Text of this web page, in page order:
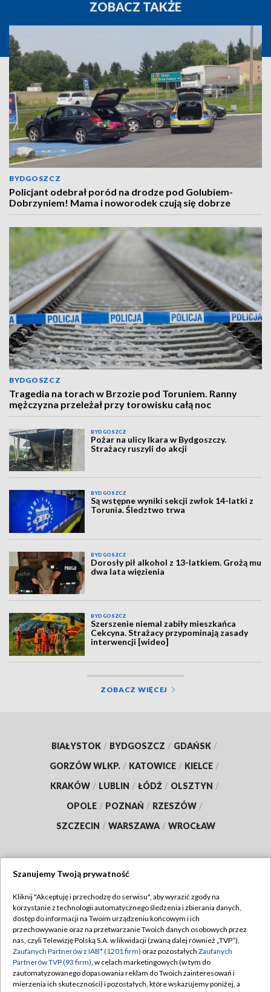
ZOBACZ TAKŻE
BYDGOSZCZ
Policjant odebrał poród na drodze pod Golubiem-
Dobrzyniem! Mama i noworodek czują się dobrze
BYDGOSZCZ
Tragedia na torach w Brzozie pod Toruniem. Ranny
mężczyzna przeleżał przy torowisku całą noc
BYDGOSZCZ
Pożar na ulicy Ikara w Bydgoszczy.
Strażacy ruszyli do akcji
BYDGOSZCZ
Są wstępne wyniki sekcji zwłok 14-latki z
Torunia. Śledztwo trwa
BYDGOSZCZ
Dorosły pił alkohol z 13-latkiem. Grożą mu
dwa lata więzienia
BYDGOSZCZ
Szerszenie niemal zabiły mieszkańca
Cekcyna. Strażacy przypominają zasady
interwencji [wideo]
ZOBACZ WIĘCEJ
BIAŁYSTOK / BYDGOSZCZ / GDAŃSK /
GORZÓW WLKP. / KATOWICE / KIELCE /
KRAKÓW / LUBLIN / ŁÓDŹ / OLSZTYN /
OPOLE / POZNAŃ / RZESZÓW /
SZCZECIN / WARSZAWA / WROCŁAW
TVP
Abonament TVP
Emisja w TVP
Centrum informacji TVP
Naziemna Telewizja Cyfrowa
Regulamin TVP
Polityka prywatności
Moje zgody
Szanujemy Twoją prywatność
Kliknij "Akceptuję i przechodzę do serwisu", aby wyrazić zgody na
korzystanie z technologii automatycznego śledzenia i zbierania danych,
dostęp do informacji na Twoim urządzeniu końcowym i ich
przechowywanie oraz na przetwarzanie Twoich danych osobowych przez
nas, czyli Telewizję Polską S.A. w likwidacji (zwaną dalej również „TVP”),
Zaufanych Partnerów z IAB* (1201 firm) oraz pozostałych Zaufanych
Partnerów TVP (93 firm), w celach marketingowych (w tym do
zautomatyzowanego dopasowania reklam do Twoich zainteresowań i
mierzenia ich skuteczności) i pozostałych, które wskazujemy poniżej, a